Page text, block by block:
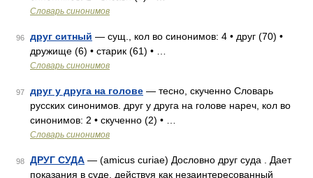
Словарь синонимов
96 друг ситный — сущ., кол во синонимов: 4 • друг (70) •
дружище (6) • старик (61) • …
Словарь синонимов
97 друг у друга на голове — тесно, скученно Словарь
русских синонимов. друг у друга на голове нареч, кол во
синонимов: 2 • скученно (2) • …
Словарь синонимов
98 ДРУГ СУДА — (amicus curiae) Дословно друг суда . Дает
показания в суде, действуя как незаинтересованный